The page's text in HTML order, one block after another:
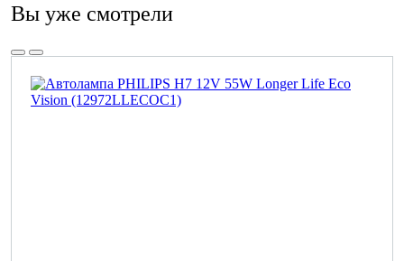
Вы уже смотрели